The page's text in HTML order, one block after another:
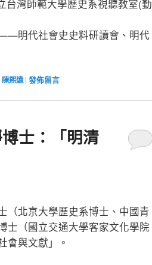
台灣師範大學歷史系視聽教室(勤
明代社會史史料研讀會、明代
陳熙遠 | 發佈留言
士：「明清
（北京大學歷史系博士、中國青
士（國立交通大學客家文化學院
會與文獻」。